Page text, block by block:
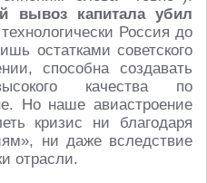
вывоз капитала убил
Россия до
остатками советского
способна создавать
качества по
Но наше авиастроение
кризис ни благодаря
ни даже вследствие
отрасли.